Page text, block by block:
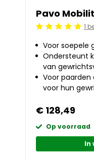
Pavo
Beoordeling: 5/5
1
Voor soepele
Ondersteunt
van
Voor paarden
voor hun
€ 128,49
Op voorraad
In